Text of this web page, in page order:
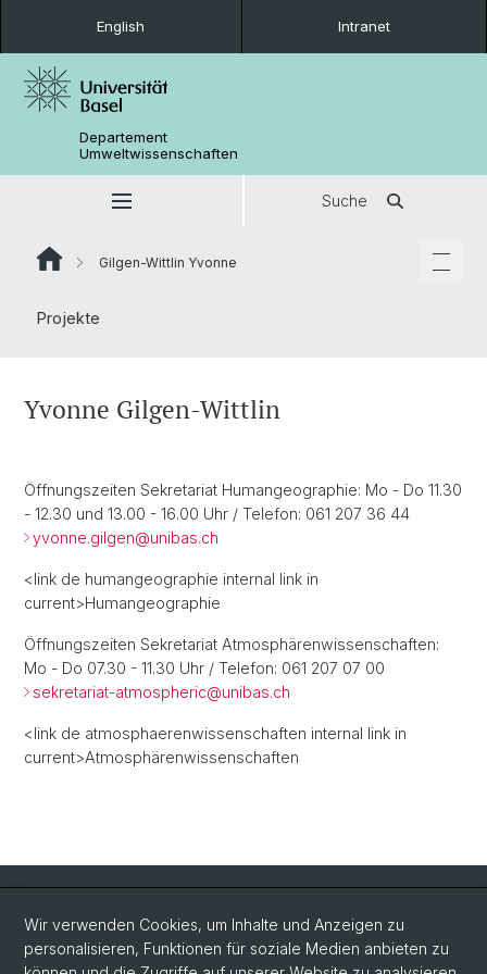
English Intranet
Departement
Umweltwissenschaften
Suche
Gilgen-Wittlin Yvonne
Projekte
Yvonne Gilgen-Wittlin
Öffnungszeiten Sekretariat Humangeographie: Mo - Do 11.30
- 12.30 und 13.00 - 16.00 Uhr / Telefon: 061 207 36 44
yvonne.gilgen@unibas.ch
<link de humangeographie internal link in
current>Humangeographie
Öffnungszeiten Sekretariat Atmosphärenwissenschaften:
Mo - Do 07.30 - 11.30 Uhr / Telefon: 061 207 07 00
sekretariat-atmospheric@unibas.ch
<link de atmosphaerenwissenschaften internal link in
current>Atmosphärenwissenschaften
Quick Links
Wir verwenden Cookies, um Inhalte und Anzeigen zu
personalisieren, Funktionen für soziale Medien anbieten zu